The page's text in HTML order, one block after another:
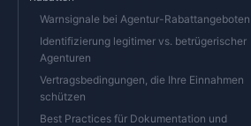
Warnsignale bei Agentur-Rabattangeboten
Identifizierung legitimer vs. betrügerischer
Agenturen
Vertragsbedingungen, die Ihre Einnahmen
schützen
Best Practices für Dokumentation und